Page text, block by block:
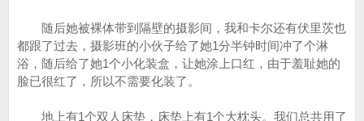
随后她被裸体带到隔壁的摄影间，我和卡尔还有伏里茨也
都跟了过去，摄影班的小伙子给了她1分半钟时间冲了个淋
浴，随后给了她1个小化装盒，让她涂上口红，由于羞耻她的
脸已很红了，所以不需要化装了。
地上有1个双人床垫，床垫上有1个大枕头。我们总共用了